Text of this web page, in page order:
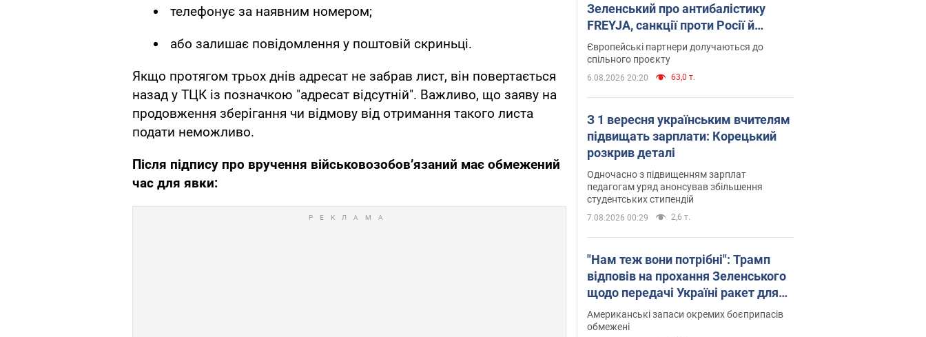
телефонує за наявним номером;
або залишає повідомлення у поштовій скриньці.
Якщо протягом трьох днів адресат не забрав лист, він повертається
назад у ТЦК із позначкою "адресат відсутній". Важливо, що заяву на
продовження зберігання чи відмову від отримання такого листа
подати неможливо.
Після підпису про вручення військовозобов’язаний має обмежений
час для явки:
Зеленський про антибалістику
FREYJA, санкції проти Росії й
підтримку аграріїв. Відео
Європейські партнери долучаються до
спільного проєкту
6.08.2026 20:20 63,0 т.
З 1 вересня українським вчителям
підвищать зарплати: Корецький
розкрив деталі
Одночасно з підвищенням зарплат
педагогам уряд анонсував збільшення
студентських стипендій
7.08.2026 00:29 2,6 т.
"Нам теж вони потрібні": Трамп
відповів на прохання Зеленського
щодо передачі Україні ракет для
Patriot
Американські запаси окремих боєприпасів
обмежені